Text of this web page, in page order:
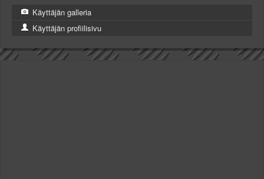
Käyttäjän galleria
Käyttäjän profiilisivu